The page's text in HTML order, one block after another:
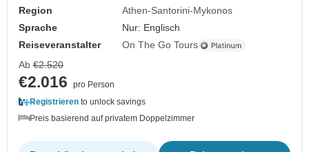
Region
Athen-Santorini-Mykonos
Sprache
Nur: Englisch
Reiseveranstalter
On The Go Tours
Ab €2.520
€2.016
pro Person
Registrieren to unlock savings
Preis basierend auf privatem Doppelzimmer